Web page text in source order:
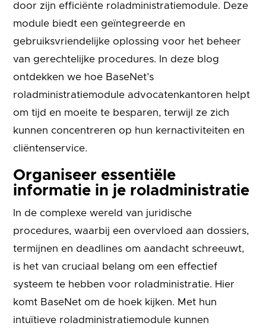
door zijn efficiënte roladministratiemodule. Deze
module biedt een geïntegreerde en
gebruiksvriendelijke oplossing voor het beheer
van gerechtelijke procedures. In deze blog
ontdekken we hoe BaseNet’s
roladministratiemodule advocatenkantoren helpt
om tijd en moeite te besparen, terwijl ze zich
kunnen concentreren op hun kernactiviteiten en
cliëntenservice.
Organiseer essentiële
informatie in je roladministratie
In de complexe wereld van juridische
procedures, waarbij een overvloed aan dossiers,
termijnen en deadlines om aandacht schreeuwt,
is het van cruciaal belang om een effectief
systeem te hebben voor roladministratie. Hier
komt BaseNet om de hoek kijken. Met hun
intuïtieve roladministratiemodule kunnen